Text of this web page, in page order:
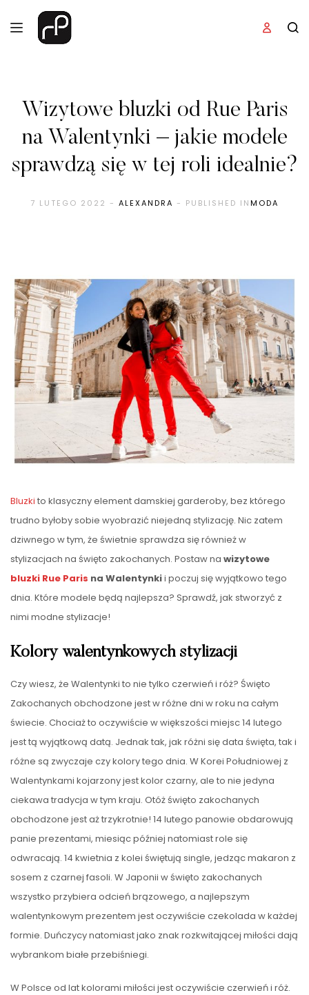
Wizytowe bluzki od Rue Paris
na Walentynki – jakie modele
sprawdzą się w tej roli idealnie?
7 LUTEGO 2022 - ALEXANDRA - PUBLISHED INMODA
Bluzki to klasyczny element damskiej garderoby, bez którego
trudno byłoby sobie wyobrazić niejedną stylizację. Nic zatem
dziwnego w tym, że świetnie sprawdza się również w
stylizacjach na święto zakochanych. Postaw na wizytowe
bluzki Rue Paris na Walentynkii poczuj się wyjątkowo tego
dnia. Które modele będą najlepsza? Sprawdź, jak stworzyć z
nimi modne stylizacje!
Kolory walentynkowych stylizacji
Czy wiesz, że Walentynki to nie tylko czerwień i róż? Święto
Zakochanych obchodzone jest w różne dni w roku na całym
świecie. Chociaż to oczywiście w większości miejsc 14 lutego
jest tą wyjątkową datą. Jednak tak, jak różni się data święta, tak i
różne są zwyczaje czy kolory tego dnia. W Korei Południowej z
Walentynkami kojarzony jest kolor czarny, ale to nie jedyna
ciekawa tradycja w tym kraju. Otóż święto zakochanych
obchodzone jest aż trzykrotnie! 14 lutego panowie obdarowują
panie prezentami, miesiąc później natomiast role się
odwracają. 14 kwietnia z kolei świętują single, jedząc makaron z
sosem z czarnej fasoli. W Japonii w święto zakochanych
wszystko przybiera odcień brązowego, a najlepszym
walentynkowym prezentem jest oczywiście czekolada w każdej
formie. Duńczycy natomiast jako znak rozkwitającej miłości dają
wybrankom białe przebiśniegi.
W Polsce od lat kolorami miłości jest oczywiście czerwień i róż.